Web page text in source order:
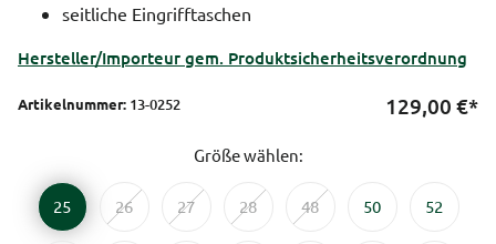
seitliche Eingrifftaschen
Hersteller/Importeur gem. Produktsicherheitsverordnung
Artikelnummer: 13-0252 129,00 €*
Größe wählen:
25 26 27 28 48 50 52